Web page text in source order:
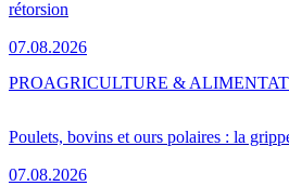
rétorsion
07.08.2026
Poulets, bovins et ours polaires : la
07.08.2026
PROAGRICULTURE &